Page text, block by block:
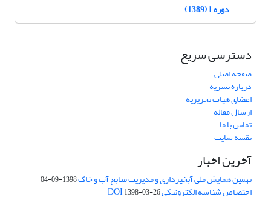
دوره 1 (1389)
دسترسی سریع
صفحه اصلی
درباره نشریه
اعضای هیات تحریریه
ارسال مقاله
تماس با ما
نقشه سایت
آخرین اخبار
نهمین همایش ملی آبخیزداری و مدیریت منابع آب و خاک1398-09-04
اختصاص شناسه الکترونیکی DOI1398-03-26